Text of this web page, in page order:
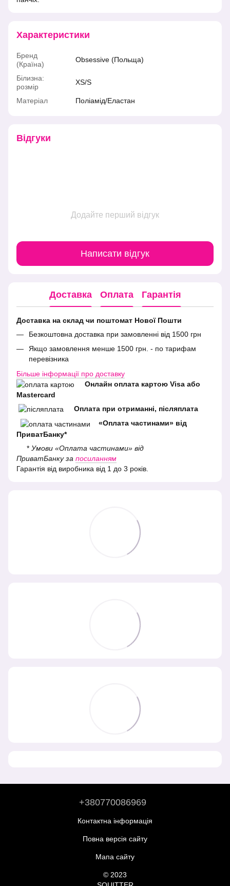
Характеристики
Бренд
(Країна)
Obsessive (Польща)
Білизна:
розмір
XS/S
Матеріал Поліамід/Еластан
Відгуки
Додайте перший відгук
Написати відгук
Доставка Оплата Гарантія
Доставка на склад чи поштомат Нової Пошти
Безкоштовна доставка при замовленні від 1500 грн
Якщо замовлення менше 1500 грн. - по тарифам
перевізника
Більше інформації про доставку
Онлайн оплата картою Visa або
Mastercard
Оплата при отриманні, післяплата
«Оплата частинами» від
ПриватБанку*
* Умови «Оплата частинами» від
ПриватБанку за посиланням
Гарантія від виробника від 1 до 3 років.
+380770086969
Контактна інформація
Повна версія сайту
Мапа сайту
© 2023